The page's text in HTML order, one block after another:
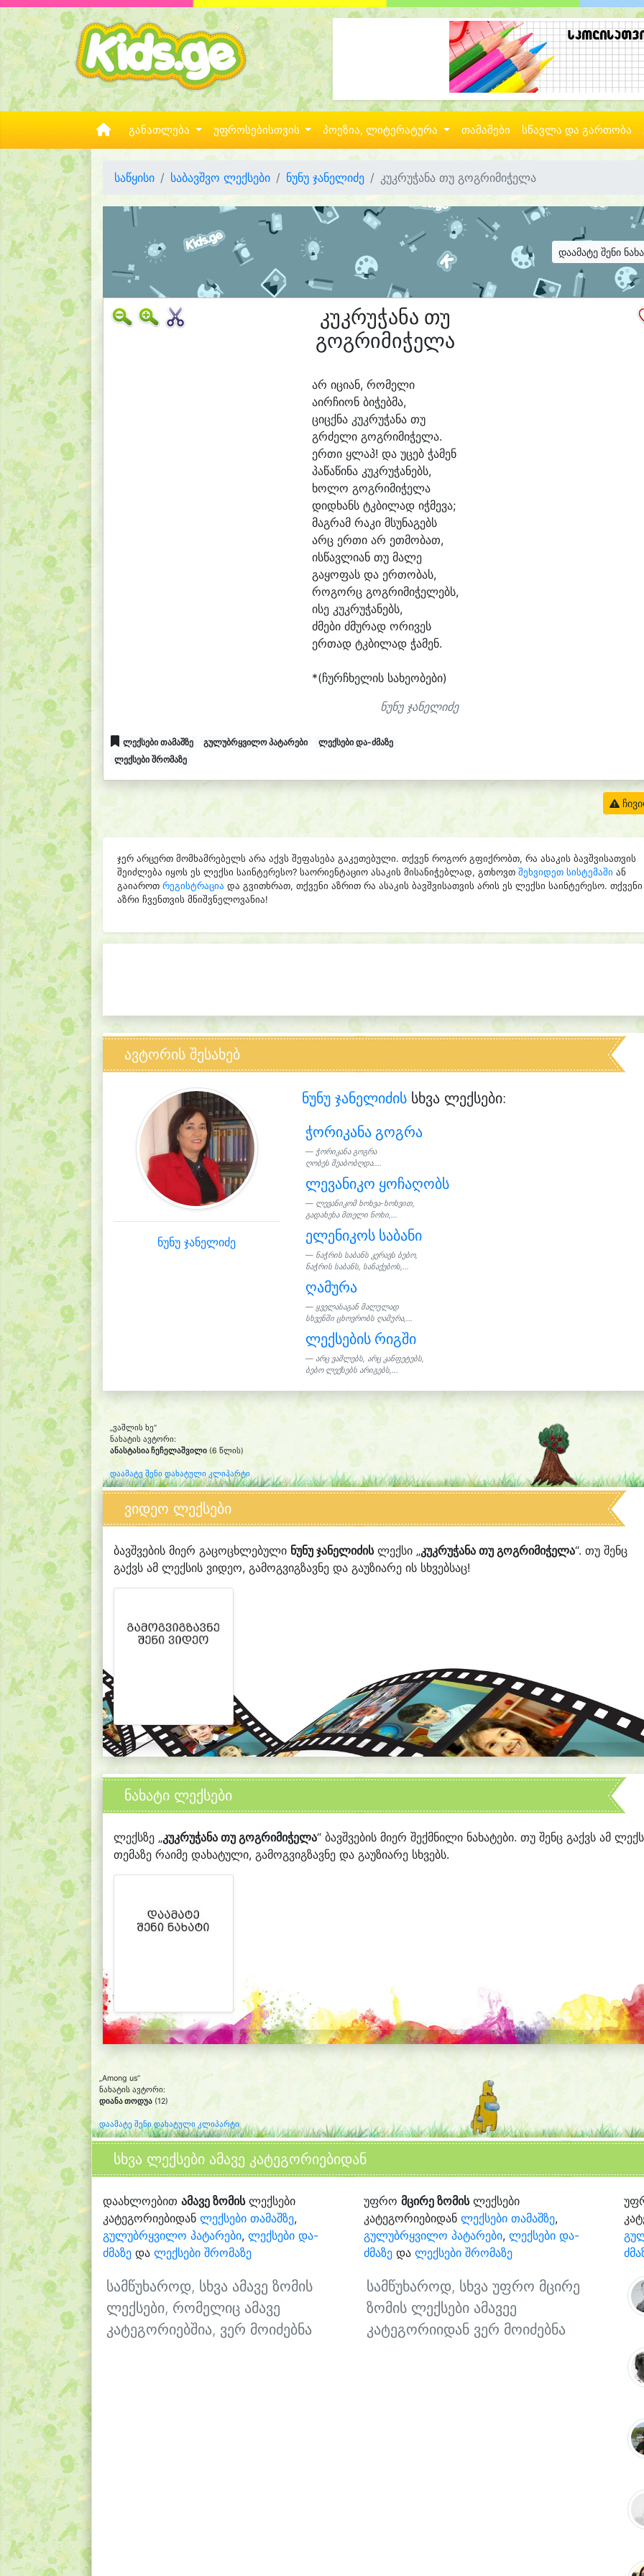
განათლება უფროსებისთვის პოეზია, ლიტერატურა თამაშები სწავლა და გართობა
საწყისი საბავშვო ლექსები ნუნუ ჯანელიძე კუკრუჭანა თუ გოგრიმიჭელა
დაამატე შენი
კუკრუჭანა თუ
გოგრიმიჭელა
არ იციან, რომელი
აირჩიონ ბიჭებმა,
ციცქნა კუკრუჭანა თუ
გრძელი გოგრიმიჭელა.
ერთი ყლაპ! და უცებ ჭამენ
პაწაწინა კუკრუჭანებს,
ხოლო გოგრიმიჭელა
დიდხანს ტკბილად იჭმევა;
მაგრამ რაკი მსუნაგებს
არც ერთი არ ეთმობათ,
ისწავლიან თუ მალე
გაყოფას და ერთობას,
როგორც გოგრიმიჭელებს,
ისე კუკრუჭანებს,
ძმები ძმურად ორივეს
ერთად ტკბილად ჭამენ.
*(ჩურჩხელის სახეობები)
ნუნუ ჯანელიძე
ლექსები თამაშზე გულუბრყვილო პატარები
ლექსები და-ძმაზე
ლექსები შრომაზე
ჯერ არცერთ მომხამრებელს არა აქვს შეფასება გაკეთებული. თქვენ როგორ გფიქრობთ, რა ასაკის ბავშვისათვის
შეიძლება იყოს ეს ლექსი საინტერესო? საორიენტაციო ასაკის მისანიჭებლად, გთხოვთ შეხვიდეთ სისტემაში ან
გაიაროთ რეგისტრაცია და გვითხრათ, თქვენი აზრით რა ასაკის ბავშვისათვის არის ეს ლექსი საინტერესო. თქვენი
აზრი ჩვენთვის მნიშვნელოვანია!
ავტორის შესახებ
ნუნუ ჯანელიძე
ნუნუ ჯანელიძისსხვა ლექსები:
ჭორიკანა გოგრა
ჭორიკანა გოგრა
ღობეს შეაბობღდა....
ლევანიკო ყოჩაღობს
ლევანიკომ ხოხვა-ხოხვით,
გადახეხა მთელი ნოხი,...
ელენიკოს საბანი
ნაჭრის საბანს კერავს ბებო,
ნაჭრის საბანს, სანაქებოს,...
ღამურა
ყველასაგან მალულად
სხვენში ცხოვრობს ღამურა,...
ლექსების რიგში
არც ვაშლებს, არც კანფეტებს,
ბებო ლექსებს არიგებს,...
„ვაშლის ხე“
ნახატის ავტორი:
ანასტასია ჩეჩელაშვილი (6 წლის)
დაამატე შენი დახატული კლიპარტი
ვიდეო ლექსები
ბავშვების მიერ გაცოცხლებული ნუნუ ჯანელიძისლექსი „კუკრუჭანა თუ გოგრიმიჭელა“. თუ შენც
გაქვს ამ ლექსის ვიდეო, გამოგვიგზავნე და გაუზიარე ის სხვებსაც!
ნახატი ლექსები
ლექსზე „კუკრუჭანა თუ გოგრიმიჭელა“ ბავშვების მიერ შექმნილი ნახატები. თუ შენც გაქვს ამ
თემაზე რაიმე დახატული, გამოგვიგზავნე და გაუზიარე სხვებს.
„Among us“
ნახატის ავტორი:
დიანა თოდუა (12)
დაამატე შენი დახატული კლიპარტი
სხვა ლექსები ამავე კატეგორიებიდან
დაახლოებით ამავე ზომისლექსები
კატეგორიებიდან ლექსები თამაშზე,
გულუბრყვილო პატარები, ლექსები და-
ძმაზე და ლექსები შრომაზე
სამწუხაროდ, სხვა ამავე ზომის
ლექსები, რომელიც ამავე
კატეგორიებშია, ვერ მოიძებნა
უფრო მცირე ზომისლექსები
კატეგორიებიდან ლექსები თამაშზე,
გულუბრყვილო პატარები, ლექსები და-
ძმაზედა ლექსები შრომაზე
სამწუხაროდ, სხვა უფრო მცირე
ზომის ლექსები ამავეე
კატეგორიიდან ვერ მოიძებნა